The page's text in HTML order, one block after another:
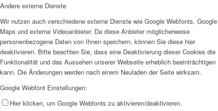
Andere externe Dienste
Wir nutzen auch verschiedene externe Dienste wie Google Webfonts, Google
Maps und externe Videoanbieter. Da diese Anbieter möglicherweise
personenbezogene Daten von Ihnen speichern, können Sie diese hier
deaktivieren. Bitte beachten Sie, dass eine Deaktivierung dieser Cookies die
Funktionalität und das Aussehen unserer Webseite erheblich beeinträchtigen
kann. Die Änderungen werden nach einem Neuladen der Seite wirksam.
Google Webfont Einstellungen:
Hier klicken, um Google Webfonts zu aktivieren/deaktivieren.